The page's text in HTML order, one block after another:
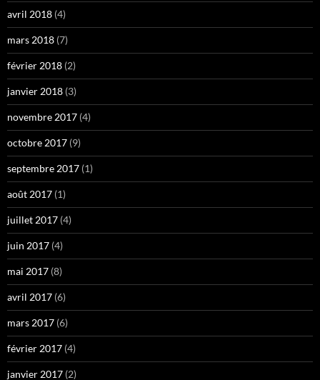
avril 2018 (4)
mars 2018 (7)
février 2018 (2)
janvier 2018 (3)
novembre 2017 (4)
octobre 2017 (9)
septembre 2017 (1)
août 2017 (1)
juillet 2017 (4)
juin 2017 (4)
mai 2017 (8)
avril 2017 (6)
mars 2017 (6)
février 2017 (4)
janvier 2017 (2)